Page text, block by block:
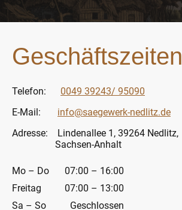
Geschäftszeiten
Telefon: 0049 39243/ 95090
E-Mail: info@saegewerk-nedlitz.de
Adresse: Lindenallee 1, 39264 Nedlitz,
Sachsen-Anhalt
Mo – Do
07:00 – 16:00
Freitag
07:00 – 13:00
Sa – So
Geschlossen